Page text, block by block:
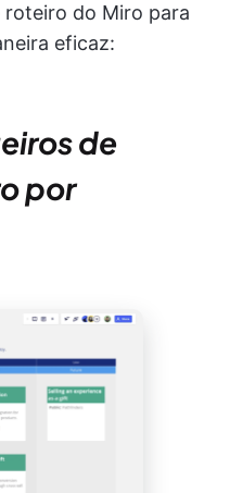
roteiro do Miro para
eficaz:
de
por